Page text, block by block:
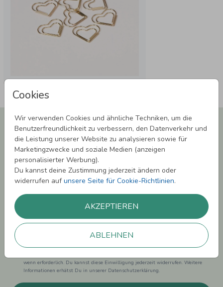
Cookies
Wir verwenden Cookies und ähnliche Techniken, um die
Benutzerfreundlichkeit zu verbessern, den Datenverkehr und
die Leistung unserer Website zu analysieren sowie für
Marketingzwecke und soziale Medien (anzeigen
personalisierter Werbung).
Du kannst deine Zustimmung jederzeit ändern oder
widerrufen aufunsere Seite für Cookie-Richtlinien.
AKZEPTIEREN
ABLEHNEN
Newsletter abonnieren und 5,00 € Rabatt**
sichern!
Melde Dich zu unserem Newsletter an und bleibe auf dem
Laufenden.
dass wir Dich mit neuesten Informationen aus unserem Angebot informieren
Produktinformationen zu Deinen Interessen auf anderen Plattformen wie
Facebook und Google anzeigen. Um Dir diesen Service anbieten zu können,
wenn erforderlich. Du kannst diese Einwilligung jederzeit widerrufen. Weitere
Informationen erhätst Du in unserer Datenschutzerklärung.